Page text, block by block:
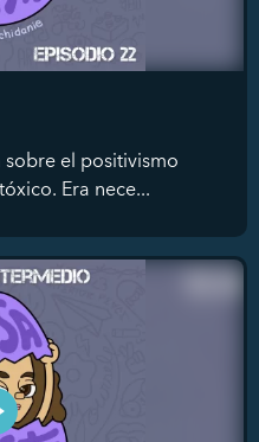
el positivismo
Era nece...